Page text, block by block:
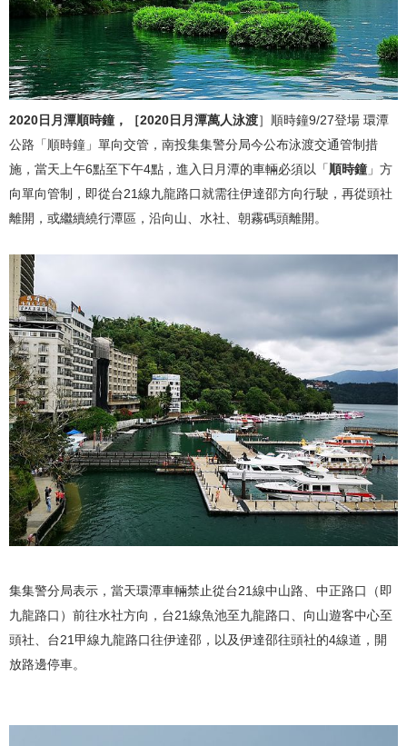
2020日月潭順時鐘，［2020日月潭萬人泳渡］順時鐘9/27登場 環潭
公路「順時鐘」單向交管，南投集集警分局今公布泳渡交通管制措
施，當天上午6點至下午4點，進入日月潭的車輛必須以「順時鐘 」方
向單向管制，即從台21線九龍路口就需往伊達邵方向行駛，再從頭社
離開，或繼續繞行潭區，沿向山、水社、朝霧碼頭離開。
集集警分局表示，當天環潭車輛禁止從台21線中山路、中正路口（即
九龍路口）前往水社方向，台21線魚池至九龍路口、向山遊客中心至
頭社、台21甲線九龍路口往伊達邵，以及伊達邵往頭社的4線道，開
放路邊停車。